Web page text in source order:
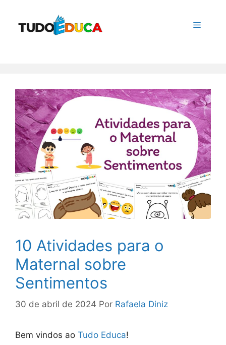
Menu
10 Atividades para o
Maternal sobre
Sentimentos
30 de abril de 2024 Por Rafaela Diniz
Bem vindos ao Tudo Educa!